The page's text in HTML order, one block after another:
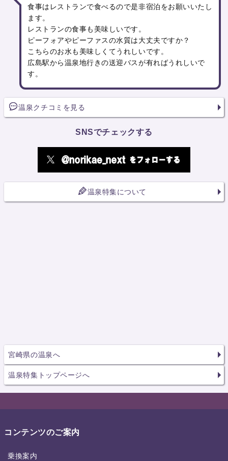
食事はレストランで食べるので是非宿泊をお願いいたし
ます。
レストランの食事も美味しいです。
ピーフォアやピーファスの水質は大丈夫ですか？
こちらのお水も美味しくてうれしいです。
広島駅から温泉地行きの送迎バスが有ればうれしいで
す。
温泉クチコミを見る
SNSでチェックする
温泉特集について
宮崎県の温泉へ
温泉特集トップページへ
コンテンツのご案内
乗換案内